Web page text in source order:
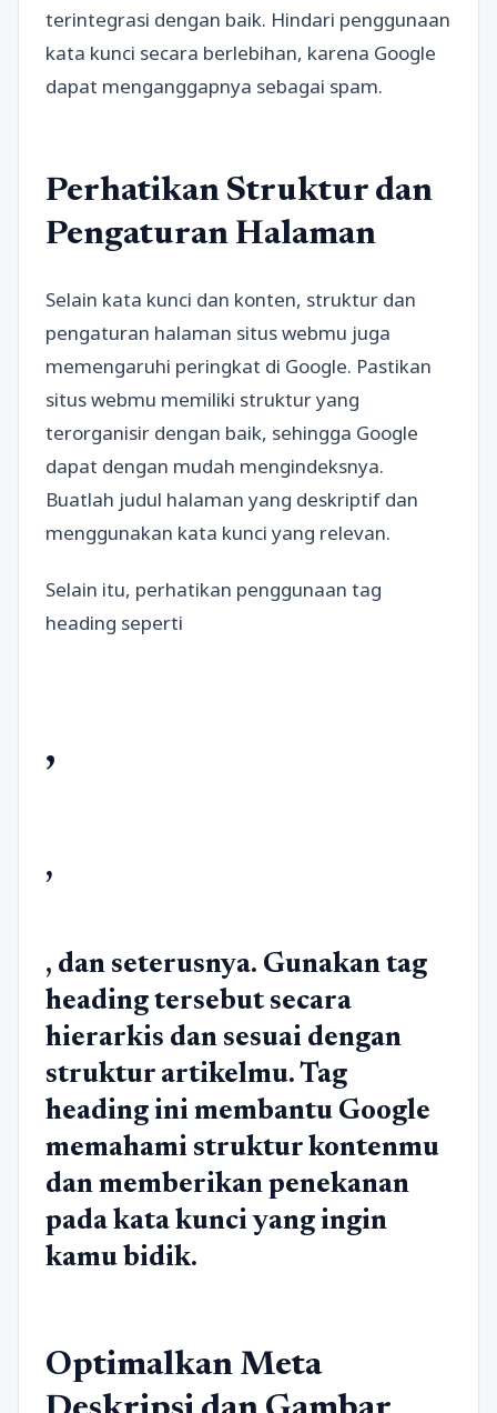
terintegrasi dengan baik. Hindari penggunaan
kata kunci secara berlebihan, karena Google
dapat menganggapnya sebagai spam.
Perhatikan Struktur dan
Pengaturan Halaman
Selain kata kunci dan konten, struktur dan
pengaturan halaman situs webmu juga
memengaruhi peringkat di Google. Pastikan
situs webmu memiliki struktur yang
terorganisir dengan baik, sehingga Google
dapat dengan mudah mengindeksnya.
Buatlah judul halaman yang deskriptif dan
menggunakan kata kunci yang relevan.
Selain itu, perhatikan penggunaan tag
heading seperti
,
,
, dan seterusnya. Gunakan tag
heading tersebut secara
hierarkis dan sesuai dengan
struktur artikelmu. Tag
heading ini membantu Google
memahami struktur kontenmu
dan memberikan penekanan
pada kata kunci yang ingin
kamu bidik.
Optimalkan Meta